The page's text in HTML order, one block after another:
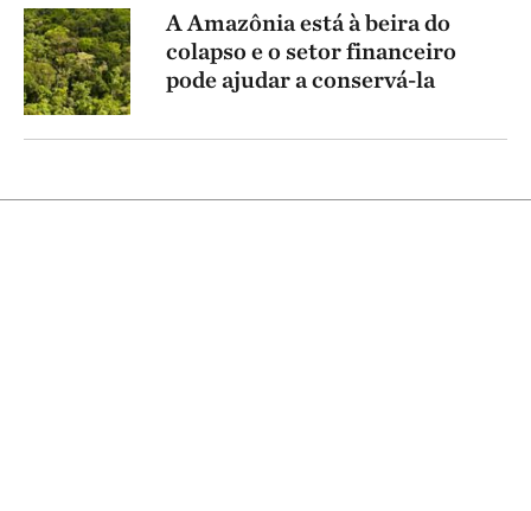
A Amazônia está à beira do
colapso e o setor financeiro
pode ajudar a conservá-la